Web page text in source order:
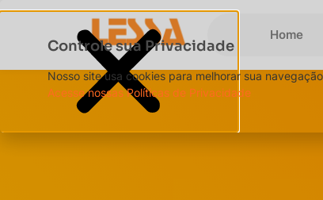
Home
Controle sua Privacidade
Nosso site usa cookies para melhorar sua
Acesse nossas Políticas de Privacidade